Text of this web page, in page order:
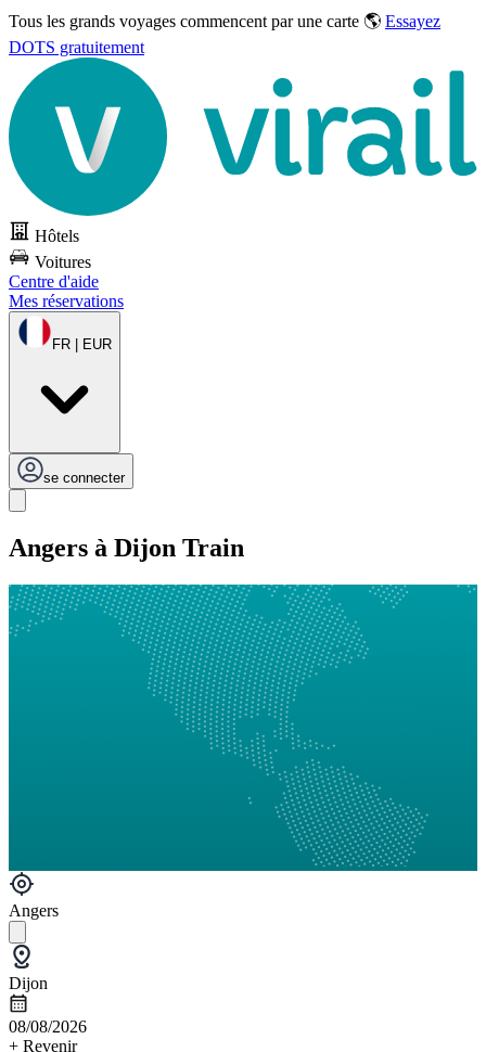
Tous les grands voyages commencent par une carte 🌎 Essayez
DOTS gratuitement
Hôtels
Voitures
Centre d'aide
Mes réservations
FR | EUR
se connecter
Angers à Dijon Train
Angers
Dijon
08/08/2026
+ Revenir